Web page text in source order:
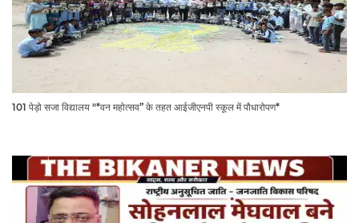
101 पेड़ो सजा विद्यालय "*वन महोत्सव” के तहत आईजीएनपी स्कूल में पौधारोपण*